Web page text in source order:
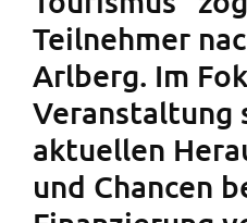
Teilnehmer
Arlberg. Im
Veranstaltung
aktuellen
und Chancen